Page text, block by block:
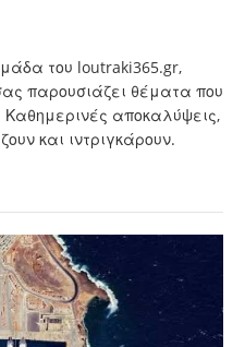
του loutraki365.gr,
παρουσιάζει θέματα που
Καθημερινές αποκαλύψεις,
και ιντριγκάρουν.